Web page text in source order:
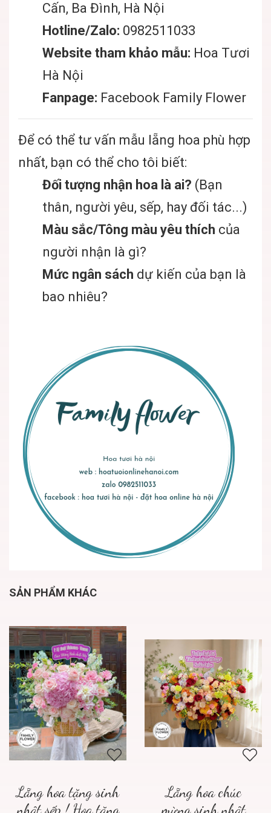
Cấn, Ba Đình, Hà Nội
Hotline/Zalo: 0982511033
Website tham khảo mẫu: Hoa Tươi
Hà Nội
Fanpage: Facebook Family Flower
Để có thể tư vấn mẫu lẵng hoa phù hợp
nhất, bạn có thể cho tôi biết:
Đối tượng nhận hoa là ai? (Bạn
thân, người yêu, sếp, hay đối tác...)
Màu sắc/Tông màu yêu thích của
người nhận là gì?
Mức ngân sách dự kiến của bạn là
bao nhiêu?
SẢN PHẨM KHÁC
Lẵng hoa tặng sinh
Lẵng hoa chúc